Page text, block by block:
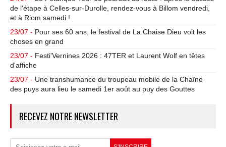
de l'étape à Celles-sur-Durolle, rendez-vous à Billom vendredi,
et à Riom samedi !
23/07 - Pour ses 60 ans, le festival de La Chaise Dieu voit les
choses en grand
23/07 - Festi'Vernines 2026 : 47TER et Laurent Wolf en têtes
d'affiche
23/07 - Une transhumance du troupeau mobile de la Chaîne
des puys aura lieu le samedi 1er août au puy des Gouttes
RECEVEZ NOTRE NEWSLETTER